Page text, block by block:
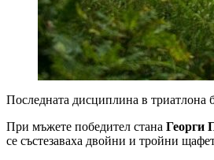
Последната дисциплина в триатлона
При мъжете победител стана Георги
се състезаваха двойни и тройни